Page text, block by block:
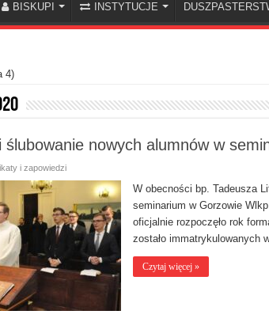
BISKUPI INSTYTUCJE
4)
nowych alumnów w
i zapowiedzi
W obecności bp. Tadeusza
seminarium w Gorzowie
oficjalnie rozpoczęło rok
zostało immatrykulowanych
Czytaj więcej »